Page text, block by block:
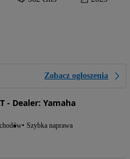
Zobacz ogłoszenia
- Dealer: Yamaha
Szybka naprawa